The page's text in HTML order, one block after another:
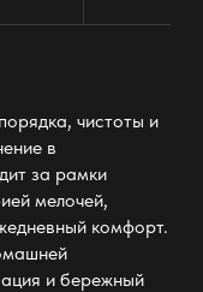
чистоты и
в
за рамки
мелочей,
комфорт.
и бережный